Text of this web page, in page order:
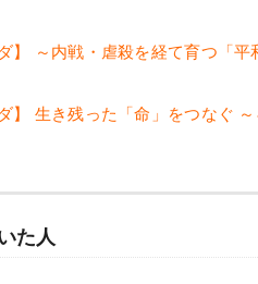
】 ～内戦・虐殺を経て育つ「平
】 生き残った「命」をつなぐ
た人